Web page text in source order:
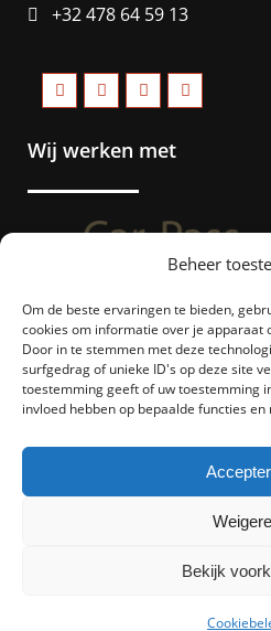
Beheer
Om de beste ervaringen te bieden,
cookies om informatie over je apparaat
Door in te stemmen met deze
surfgedrag of unieke ID's op deze site
toestemming geeft of uw toestemming
invloed hebben op bepaalde functies
Bekijk
+32 478 64 59 13
Wij werken met
© Copyright EM AutoCenter |